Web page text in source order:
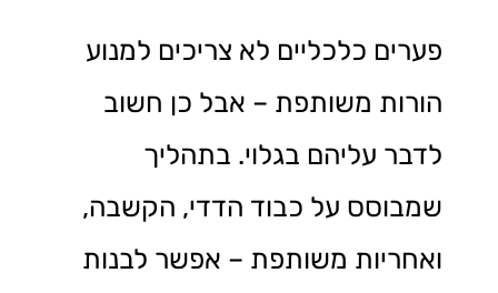
פערים כלכליים לא צריכים למנוע
הורות משותפת – אבל כן חשוב
לדבר עליהם בגלוי. בתהליך
שמבוסס על כבוד הדדי, הקשבה,
ואחריות משותפת – אפשר לבנות